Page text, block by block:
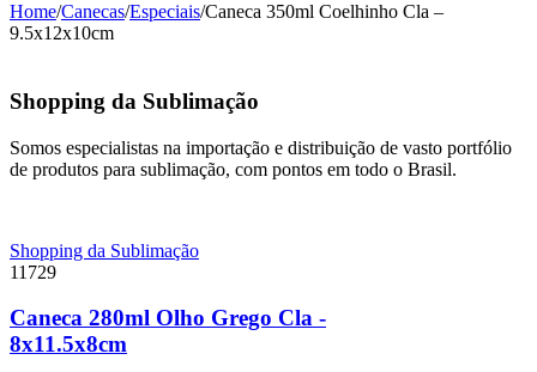
Home/Canecas/Especiais/Caneca 350ml Coelhinho Cla –
9.5x12x10cm
Shopping da Sublimação
Somos especialistas na importação e distribuição de vasto portfólio
de produtos para sublimação, com pontos em todo o Brasil.
Shopping da Sublimação
11729
Caneca 280ml Olho Grego Cla -
8x11.5x8cm